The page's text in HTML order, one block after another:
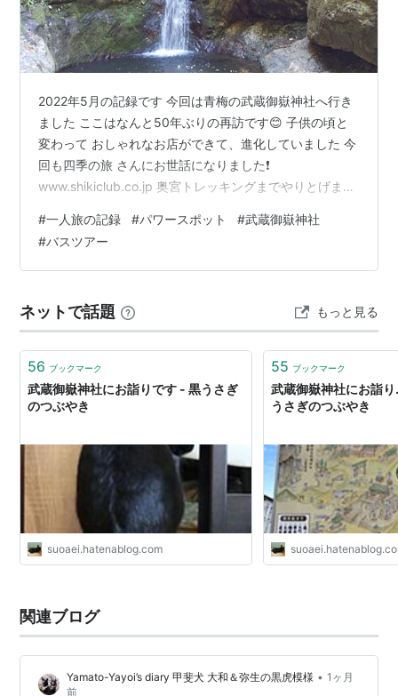
2022年5月の記録です 今回は青梅の武蔵御嶽神社へ行き
ました ここはなんと50年ぶりの再訪です😊 子供の頃と
変わって おしゃれなお店ができて、進化していました 今
回も四季の旅 さんにお世話になりました❗️
www.shikiclub.co.jp 奥宮トレッキングまでやりとげまし
トもついてます このバスに当たったらラッキー🎶 道中、
地震雲のようなものが出てました ちょっと怖い ケーブル
カーに乗り換えて神社入口へ 本殿はスルーして奥宮へ向
日は凄く混雑していて 夕方帰りのケーブルカーは長蛇
の…
#一人旅の記録 #パワースポット #武蔵御嶽神社
#バスツアー
ネットで話題 もっと見る
56 ブックマーク
武蔵御嶽神社にお詣りです - 黒うさぎ
のつぶやき
suoaei.hatenablog.com
55 ブックマーク
武蔵御嶽神社にお詣
うさぎのつぶやき
関連ブログ
Yamato-Yayoi’s diary 甲斐犬 大和＆弥生の黒虎模様 • 1ヶ月
前